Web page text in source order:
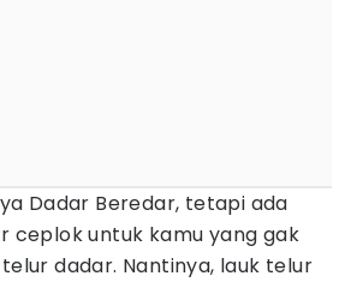
Dadar Beredar, tetapi ada
ceplok untuk kamu yang gak
dadar. Nantinya, lauk telur